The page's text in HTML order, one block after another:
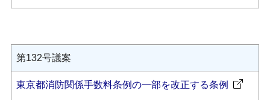
第132号議案
東京都消防関係手数料条例の一部を改正する条例